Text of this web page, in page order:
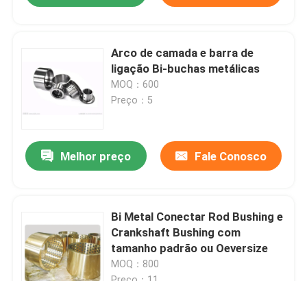
Vídeos
Show de RV
Fábrica
Controle de Qualidade
Arco de camada e barra de
ligação Bi-buchas metálicas
MOQ：600
Preço：5
Melhor preço Fale Conosco
Bi Metal Conectar Rod Bushing e
Crankshaft Bushing com
tamanho padrão ou Oeversize
MOQ：800